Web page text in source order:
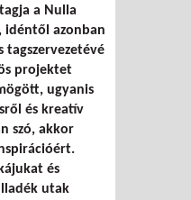
a Nulla
idéntől azonban
tagszervezetévé
projektet
ugyanis
és kreatív
szó, akkor
és
utak